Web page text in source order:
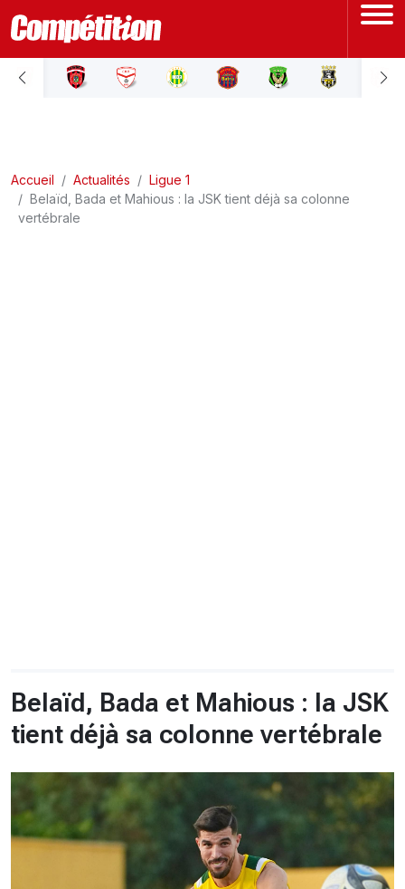
ACCUEIL
LIGUE 2
Accueil Actualités
Ligue 1
Belaïd, Bada et Mahious : la JSK tient déjà sa colonne
vertébrale
Belaïd, Bada et Mahious : la JSK
tient déjà sa colonne vertébrale